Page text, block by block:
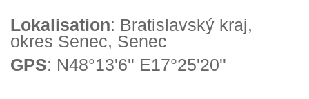
Lokalisation: Bratislavský kraj,
okres Senec, Senec
GPS: N48°13'6'' E17°25'20''